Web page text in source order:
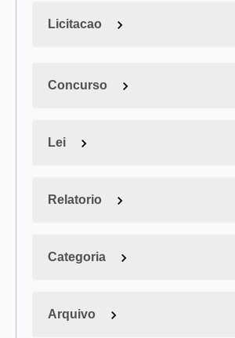
Licitacao
Concurso
Lei
Relatorio
Categoria
Arquivo